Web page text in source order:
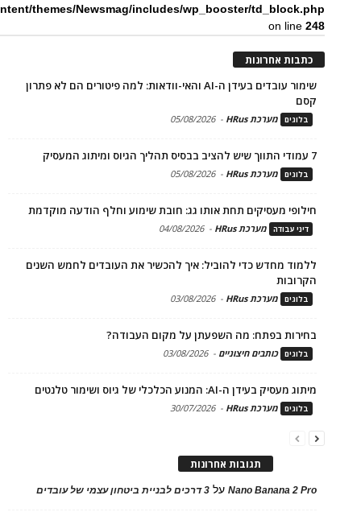
themes/Newsmag/includes/wp_booster/td_block.php
on line248
כתבות אחרונות
שימור עובדים בעידן ה-AI והאי-וודאות: למה פיטורים הם לא פתרון
קסם
בלוגים מערכת HRus -
05/08/2026
7 עמודי התווך שיש להציב בבסיס תהליך הגיוס ומיתוג המעסיק
בלוגים מערכת HRus -
05/08/2026
חילופי מעסיקים תחת אותו גג: חובת שימוע וחלף הודעה מוקדמת
דיני עבודה מערכת HRus -
04/08/2026
ללמוד מחדש כדי להוביל: איך להכשיר את העובדים לחמש השנים
הקרובות
בלוגים מערכת HRus -
03/08/2026
בחירות בפתח: מה השפעתן על מקום העבודה?
בלוגים כותבים חיצוניים -
03/08/2026
מיתוג מעסיק בעידן ה-AI: המנוע הכלכלי של גיוס ושימור טלנטים
בלוגים מערכת HRus -
30/07/2026
תגובות אחרונות
Nano Banana 2 Proעל 3 דרכים לבניית ביטחון עצמי של עובדים